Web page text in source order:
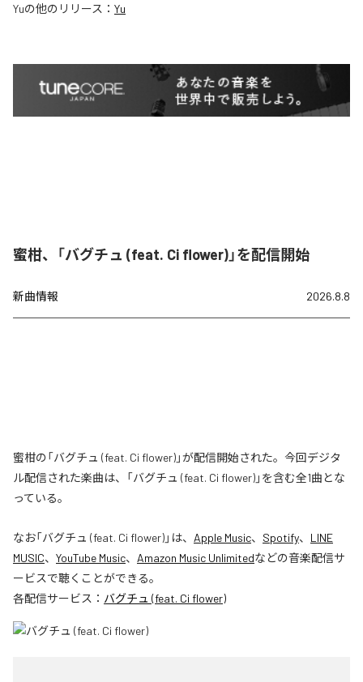
Yuの他のリリース： Yu
蜜柑、「バグチュ (feat. Ci flower)」を配信開始
新曲情報 2026.8.8
蜜柑の「バグチュ (feat. Ci flower)」が配信開始された。今回デジタ
ル配信された楽曲は、「バグチュ (feat. Ci flower)」を含む全1曲とな
っている。
なお「バグチュ (feat. Ci flower)」は、 Apple Music、 Spotify、 LINE
MUSIC、 YouTube Music、 Amazon Music Unlimitedなどの音楽配信サ
ービスで聴くことができる。
各配信サービス： バグチュ (feat. Ci flower)